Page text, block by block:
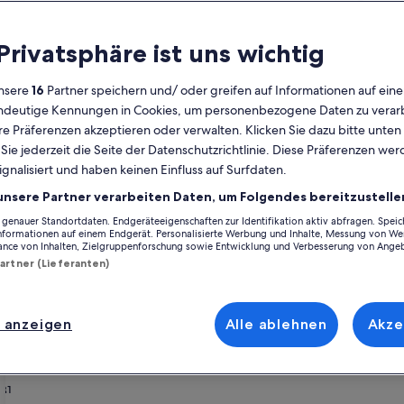
Derzeit
die
Monate
August
2026
und
September
angezeigt.
MoMontag
DiDienstag
MiMittwoch
DoDonnerstag
Fr Freitag
SaSamstag
SoSonntag
3 4 5 6 7 8 9
10 11 12
23
30
31
MoMontag
Di
7 8 9
21 22
28 29
Saint Bernard suchst, wirf einen Blick auf unsere
einfach nur deinem treuen Vierbeiner, euch erwarten all die
Garten. Was du dir also auch vorstellst, in nur wenigen Klicks
Angebot mit allerlei Optionen zur Verfügung, einschließlich
– Städtischer Strand
ist uns wichtig
16 Partner speichern und/ oder greifen auf Informationen auf
Kennungen in Cookies, um personenbezogene Daten zu
Präferenzen akzeptieren oder verwalten. Klicken Sie dazu bitte
jederzeit die Seite der Datenschutzrichtlinie. Diese Präferenzen
und haben keinen Einfluss auf Surfdaten.
Partner verarbeiten Daten, um Folgendes
Standortdaten. Endgeräteeigenschaften zur Identifikation aktiv abfragen.
auf einem Endgerät. Personalisierte Werbung und Inhalte, Messung von
von Inhalten, Zielgruppenforschung sowie Entwicklung und Verbesserung von
(Lieferanten)
Alle ablehnen